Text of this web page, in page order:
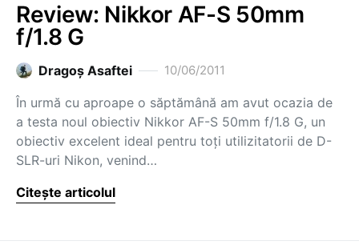
Review: Nikkor AF-S 50mm
f/1.8 G
Dragoş Asaftei 10/06/2011
În urmă cu aproape o săptămână am avut ocazia de
a testa noul obiectiv Nikkor AF-S 50mm f/1.8 G, un
obiectiv excelent ideal pentru toți utilizitatorii de D-
SLR-uri Nikon, venind…
Citește articolul